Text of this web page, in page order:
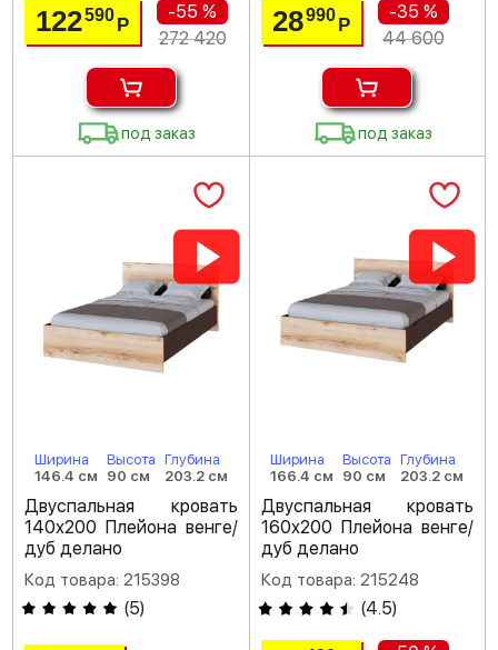
122590Р
-55 %
272 420
под заказ
28990 Р
-35 %
44 600
под заказ
Ширина
146.4 см
Высота
90 см
Глубина
203.2 см
Двуспальная кровать
140х200 Плейона венге/
дуб делано
Код товара: 215398
(5)
Ширина
166.4 см
Высота
90 см
Глубина
203.2 см
Двуспальная кровать
160х200 Плейона венге/
дуб делано
Код товара: 215248
(4.5)